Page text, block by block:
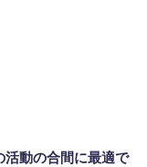
活動の合間に最適で